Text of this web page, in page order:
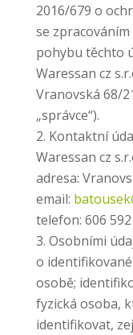
2016/679 o
se
pohybu těchto
Waressan cz
Vranovská 68/
„správce“).
Kontaktní
Waressan cz
adresa:
email:
telefon: 606
Osobními
o
osobě;
fyzická osoba,
identifikovat,